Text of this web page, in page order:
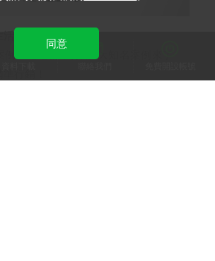
活市集／D+AF女鞋
例】透過精準行銷3大知名案例來了
同意